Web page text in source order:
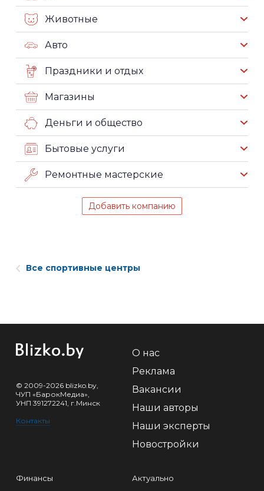
Животные
Авто
Праздники и отдых
Магазины
Деньги и общество
Бытовые услуги
Ремонтные мастерские
Добавить компанию
Все спортивные центры
© 2009-2026 blizko.by,
ЧУП «БарокМедиа»,
УНП 391272241, г.Минск
Контакты
О нас
Реклама
Вакансии
Наши авторы
Наши эксперты
Новостройки
Финансы
Актуально